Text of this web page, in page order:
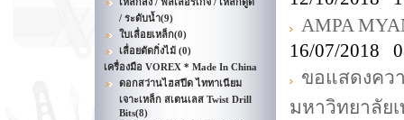
/ ระดับน้ำ(9)
ใบเลื่อยเหล็ก(0)
เลื่อยตัดกิ่งไม้ (0)
เครื่องมือ VOREX * Made In China
ดอกสว่านไฮสปีด ไททาเนียม
เจาะเหล็ก สเตนเลส Twist Drill
Bits(8)
AMPA
16/07/2018
ขอแสดงคว
มหาวิทยาลัย